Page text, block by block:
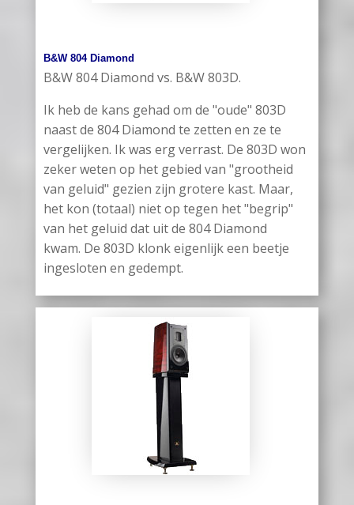
B&W 804 Diamond
B&W 804 Diamond vs. B&W 803D.
Ik heb de kans gehad om de "oude" 803D
naast de 804 Diamond te zetten en ze te
vergelijken. Ik was erg verrast. De 803D won
zeker weten op het gebied van "grootheid
van geluid" gezien zijn grotere kast. Maar,
het kon (totaal) niet op tegen het "begrip"
van het geluid dat uit de 804 Diamond
kwam. De 803D klonk eigenlijk een beetje
ingesloten en gedempt.